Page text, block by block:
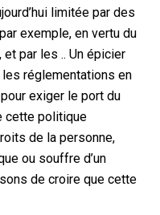
limitée par des
exemple, en vertu du
et par les .. Un épicier
réglementations en
exiger le port du
cette politique
de la personne,
ou souffre d’un
de croire que cette